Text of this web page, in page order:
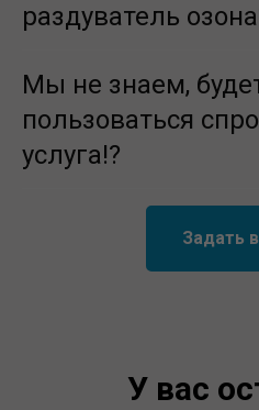
раздуватель
Мы не знаем,
пользоваться
услуга!?
Задать
У вас